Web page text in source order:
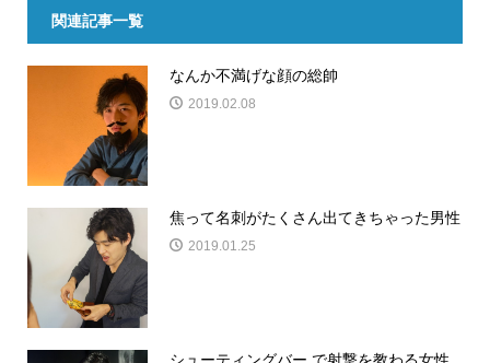
関連記事一覧
なんか不満げな顔の総帥
2019.02.08
焦って名刺がたくさん出てきちゃった男性
2019.01.25
シューティングバー で射撃を教わる女性